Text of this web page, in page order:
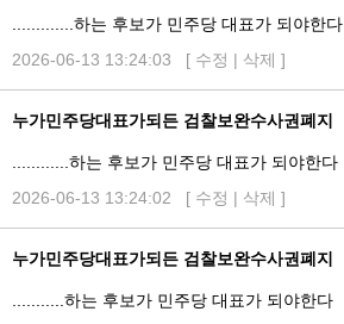
.............하는 후보가 민주당 대표가 되야한다
2026-06-13 13:24:03 [ 수정 | 삭제 ]
누가민주당대표가되든 검찰보완수사권폐지
............하는 후보가 민주당 대표가 되야한다
2026-06-13 13:24:02 [ 수정 | 삭제 ]
누가민주당대표가되든 검찰보완수사권폐지
...........하는 후보가 민주당 대표가 되야한다